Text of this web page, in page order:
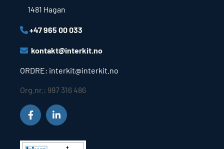
1481 Hagan
+47 965 00 033
 kontakt@interkit.no
ORDRE: interkit@interkit.no
Org.nr.: 997 316 486